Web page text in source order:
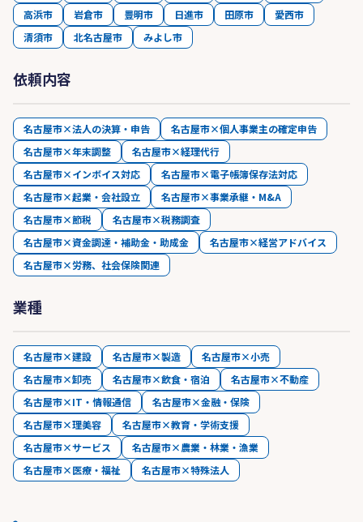
高浜市
岩倉市 豊明市 日進市 田原市
愛西市
清須市
北名古屋市 みよし市
依頼内容
名古屋市×法人の決算・申告
名古屋市×個人事業主の確定申告
名古屋市×年末調整
名古屋市×経理代行
名古屋市×インボイス対応
名古屋市×電子帳簿保存法対応
名古屋市×起業・会社設立
名古屋市×事業承継・M&A
名古屋市×節税
名古屋市×税務調査
名古屋市×資金調達・補助金・助成金
名古屋市×経営アドバイス
名古屋市×労務、社会保険関連
業種
名古屋市×建設 名古屋市×製造
名古屋市×小売
名古屋市×卸売
名古屋市×飲食・宿泊
名古屋市×不動産
名古屋市×IT・情報通信
名古屋市×金融・保険
名古屋市×理美容
名古屋市×教育・学術支援
名古屋市×サービス
名古屋市×農業・林業・漁業
名古屋市×医療・福祉
名古屋市×特殊法人